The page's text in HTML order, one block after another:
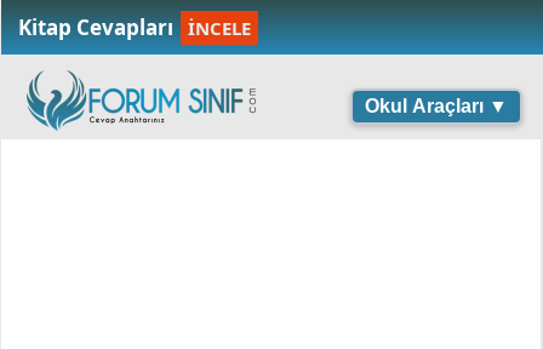
Kitap Cevapları İNCELE
Okul Araçları ▼